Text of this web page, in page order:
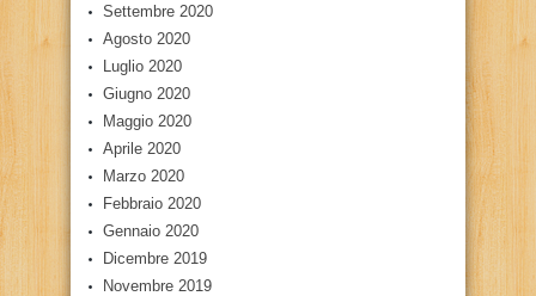
Settembre 2020
Agosto 2020
Luglio 2020
Giugno 2020
Maggio 2020
Aprile 2020
Marzo 2020
Febbraio 2020
Gennaio 2020
Dicembre 2019
Novembre 2019